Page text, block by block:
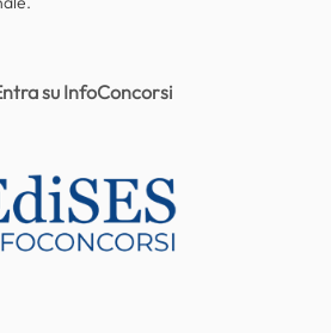
su InfoConcorsi